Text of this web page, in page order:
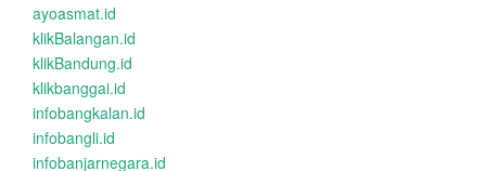
ayoasmat.id
klikBalangan.id
klikBandung.id
klikbanggai.id
infobangkalan.id
infobangli.id
infobanjarnegara.id